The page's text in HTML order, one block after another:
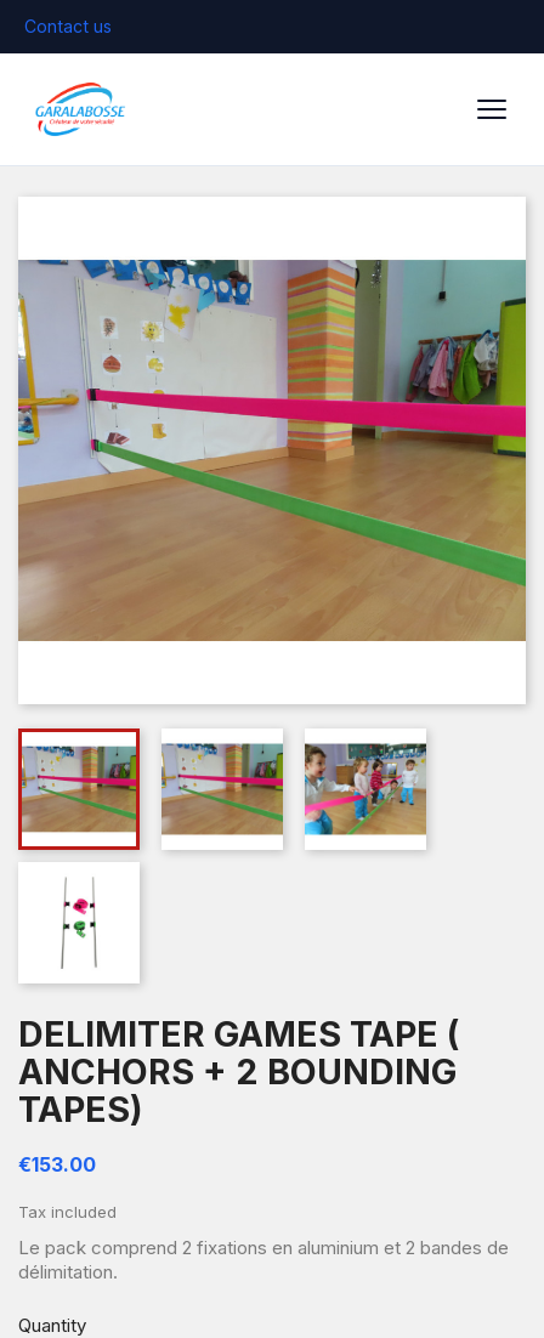
Contact us
DELIMITER GAMES TAPE (
ANCHORS + 2 BOUNDING
TAPES)
€153.00
Tax included
Le pack comprend 2 fixations en aluminium et 2 bandes de
délimitation.
Quantity